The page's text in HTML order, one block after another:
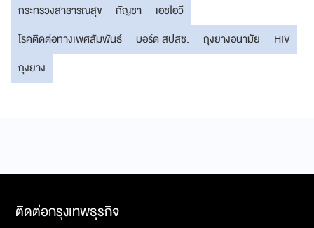
กระทรวงสาธารณสุข กัญชา
เอชไอวี
โรคติดต่อทางเพศสัมพันธ์
บอร์ด สปสช. ถุงยางอนามัย
HIV
ถุงยาง
ติดต่อกรุงเทพธุรกิจ